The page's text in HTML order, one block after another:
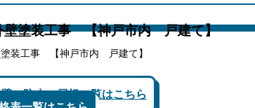
壁塗装工事 【神戸市内 戸建て】
・防水・屋根一覧はこちら